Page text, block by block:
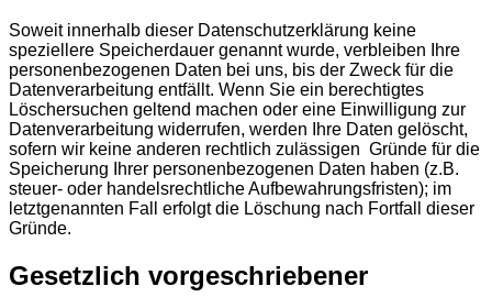
Soweit innerhalb dieser Datenschutzerklärung keine
speziellere Speicherdauer genannt wurde, verbleiben Ihre
personenbezogenen Daten bei uns, bis der Zweck für die
Datenverarbeitung entfällt. Wenn Sie ein berechtigtes
Löschersuchen geltend machen oder eine Einwilligung zur
Datenverarbeitung widerrufen, werden Ihre Daten gelöscht,
sofern wir keine anderen rechtlich zulässigen Gründe für die
Speicherung Ihrer personenbezogenen Daten haben (z.B.
steuer- oder handelsrechtliche Aufbewahrungsfristen); im
letztgenannten Fall erfolgt die Löschung nach Fortfall dieser
Gründe.
Gesetzlich vorgeschriebener